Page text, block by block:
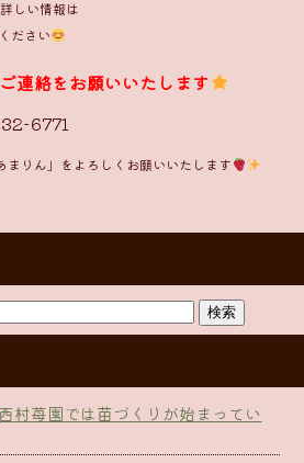
しい情報は
ださい
連絡をお願いいたします
6771
まりん」をよろしくお願いいたします
西村苺園では苗づくりが始まってい